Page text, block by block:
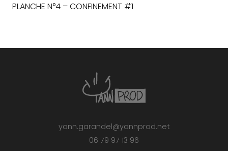
PLANCHE N°4 – CONFINEMENT #1
yann.garandel@yannprod.net
06 79 97 13 96